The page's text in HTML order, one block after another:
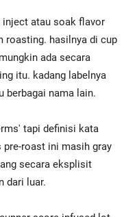
inject atau soak flavor
roasting. hasilnya di cup
ada secara
itu. kadang labelnya
berbagai nama lain.
tapi definisi kata
roast ini masih gray
secara eksplisit
dari luar.